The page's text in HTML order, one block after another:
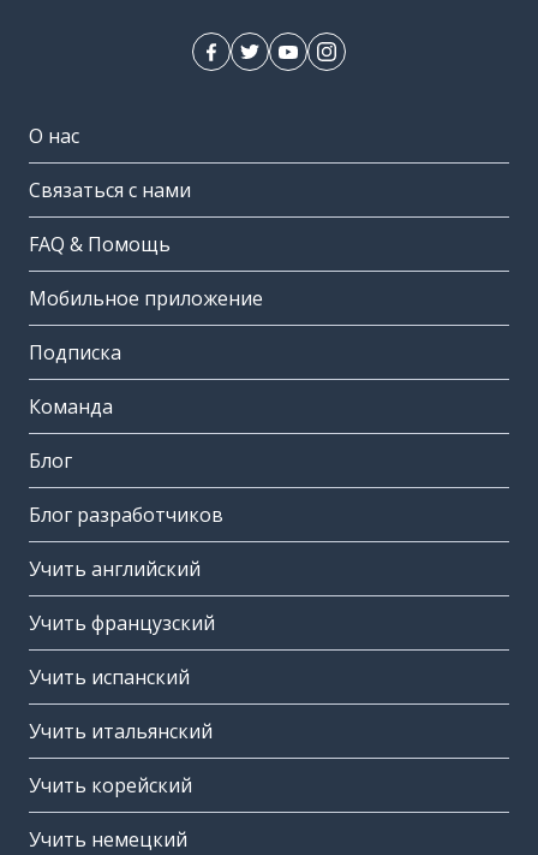
О нас
Связаться с нами
FAQ & Помощь
Мобильное приложение
Подписка
Команда
Блог
Блог разработчиков
Учить английский
Учить французский
Учить испанский
Учить итальянский
Учить корейский
Учить немецкий